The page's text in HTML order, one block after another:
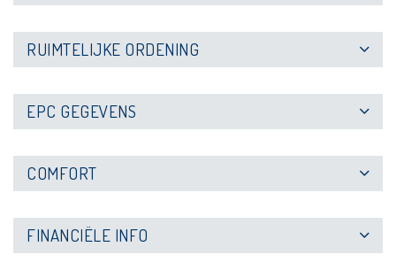
RUIMTELIJKE ORDENING
EPC GEGEVENS
COMFORT
FINANCIËLE INFO